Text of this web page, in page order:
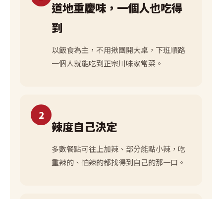
道地重慶味，一個人也吃得
到
以飯食為主，不用揪團開大桌，下班順路
一個人就能吃到正宗川味家常菜。
2
辣度自己決定
多數餐點可往上加辣、部分能點小辣，吃
重辣的、怕辣的都找得到自己的那一口。